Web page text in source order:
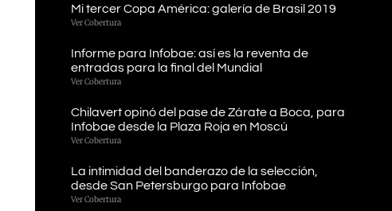
Mi tercer Copa América: galería de Brasil 2019
Ver Cobertura
Informe para Infobae: así es la reventa de
entradas para la final del Mundial
Ver Cobertura
Chilavert opinó del pase de Zárate a Boca, para
Infobae desde la Plaza Roja en Moscú
Ver Cobertura
La intimidad del banderazo de la selección,
desde San Petersburgo para Infobae
Ver Cobertura